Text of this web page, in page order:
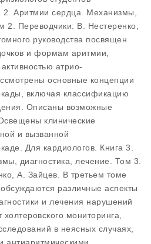
2. Аритмии сердца. Механизмы,
2. Переводчики: В. Нестеренко,
руководства посвящен
и формам аритмии,
атрио-
основные концепции
включая классификацию
Описаны возможные
клинические
и вызванной
Для кардиологов. Книга 3.
диагностика, лечение. Том 3.
А. Зайцев. В третьем томе
различные аспекты
и лечения нарушений
мониторинга,
в неясных случаях,